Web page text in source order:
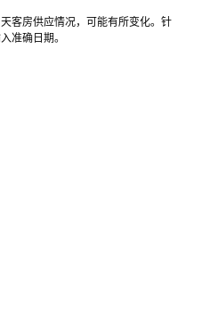
客房供应情况，可能有所变化。针
准确日期。